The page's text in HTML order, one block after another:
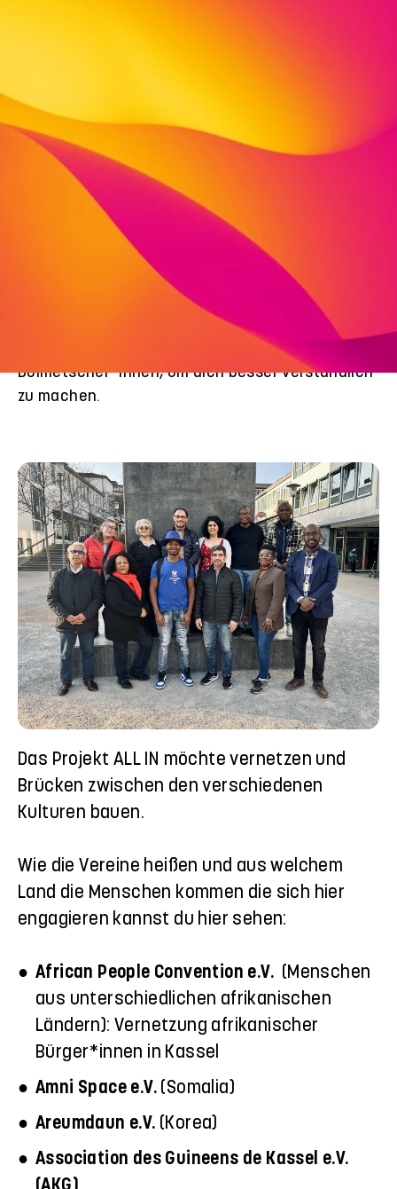
mal zu uns rein!
In der Treppe4 arbeiten aktuell 19 Vereine die von
Menschen geführt und organisiert werden, die
selbst einen Migrationshintergrund haben sich
deshalb bestens mit den Herausforderungen und
den Problemen auskennen. Sie kommen aus ganz
verschiedenen Ländern. Sie beraten und
unterstützen dich bei allen deinen Fragen. Auch
begleiten sie dich bei Behördengängen oder
Dolmetscher*innen, um dich besser verständlich
zu machen.
Das Projekt ALL IN möchte vernetzen und
Brücken zwischen den verschiedenen
Kulturen bauen.
Wie die Vereine heißen und aus welchem
Land die Menschen kommen die sich hier
engagieren kannst du hier sehen:
African People Convention e.V. (Menschen
aus unterschiedlichen afrikanischen
Ländern): Vernetzung afrikanischer
Bürger*innen in Kassel
Amni Space e.V. (Somalia)
Areumdaun e.V. (Korea)
Association des Guineens de Kassel e.V.